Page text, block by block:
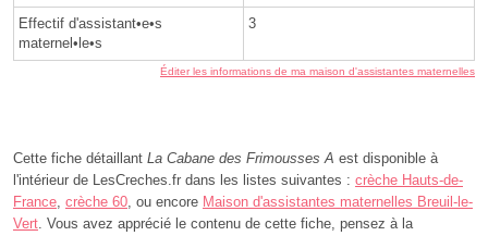
Effectif d'assistant•e•s
maternel•le•s
3
Éditer les informations de ma maison d'assistantes maternelles
Cette fiche détaillant La Cabane des Frimousses A est disponible à
l'intérieur de LesCreches.fr dans les listes suivantes : crèche Hauts-de-
France, crèche 60, ou encore Maison d'assistantes maternelles Breuil-le-
Vert. Vous avez apprécié le contenu de cette fiche, pensez à la